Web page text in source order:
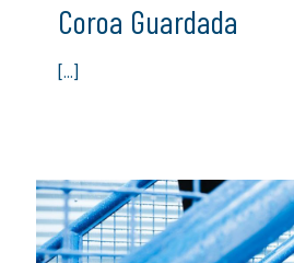
Coroa Guardada
[…]